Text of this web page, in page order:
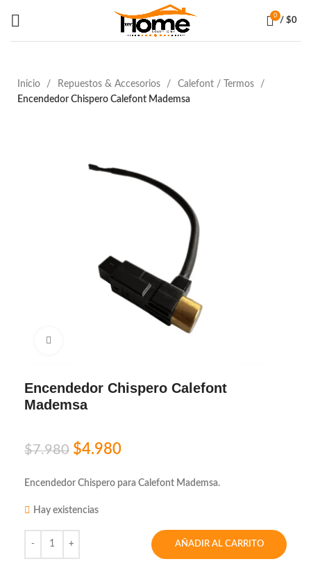
0
/ $0
Inicio Repuestos & Accesorios
Calefont / Termos
Encendedor Chispero Calefont Mademsa
Encendedor Chispero Calefont
Mademsa
$7.980 $4.980
Encendedor Chispero para Calefont Mademsa.
Hay existencias
AÑADIR AL CARRITO